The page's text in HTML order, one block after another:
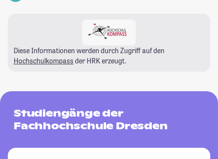
Diese Informationen werden durch Zugriff auf den
Hochschulkompass der HRK erzeugt.
Studiengänge der
Fachhochschule Dresden